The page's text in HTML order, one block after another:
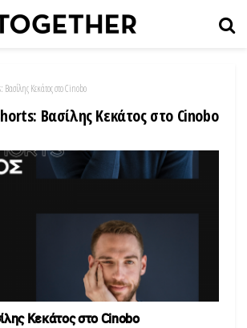
Κεκάτος στο Cinobo
Βασίλης Κεκάτος στο Cinobo
Κεκάτος στο Cinobo